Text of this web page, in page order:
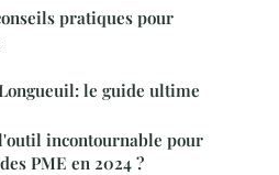
pratiques pour
le guide ultime
incontournable pour
PME en 2024 ?